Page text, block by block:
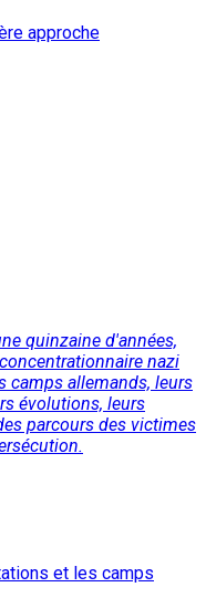
approche
quinzaine d'années,
nazi
camps allemands, leurs
évolutions, leurs
parcours des victimes
et les camps